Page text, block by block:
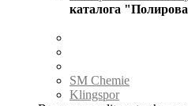
каталога
SM Chemie
Klingspor